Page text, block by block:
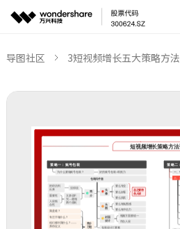
导图社区 3短视频增长五大策略方法